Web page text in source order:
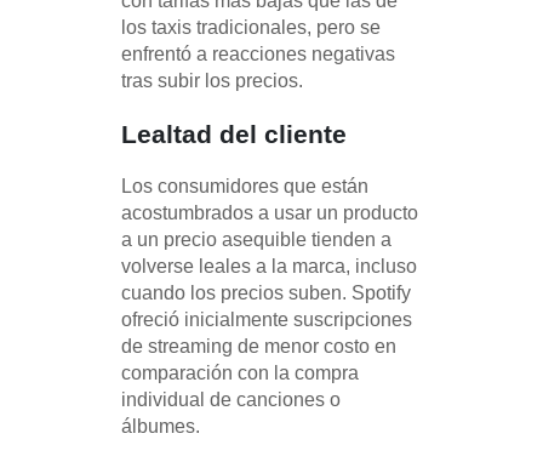
los taxis tradicionales, pero se
enfrentó a reacciones negativas
tras subir los precios.
Lealtad del cliente
Los consumidores que están
acostumbrados a usar un producto
a un precio asequible tienden a
volverse leales a la marca, incluso
cuando los precios suben. Spotify
ofreció inicialmente suscripciones
de streaming de menor costo en
comparación con la compra
individual de canciones o
álbumes.